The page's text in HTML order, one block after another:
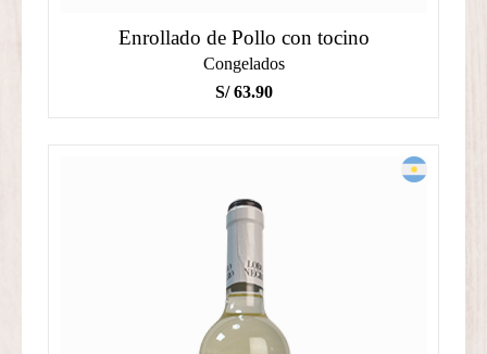
Enrollado de Pollo con tocino
Congelados
S/63.90